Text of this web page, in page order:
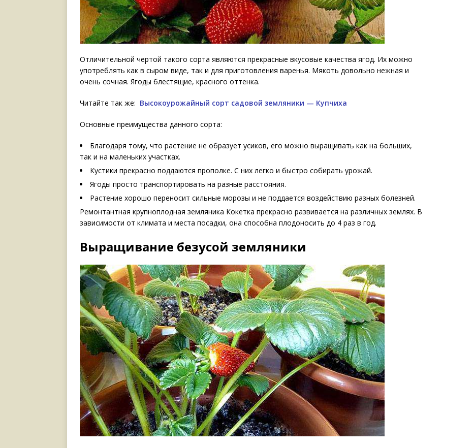
Отличительной чертой такого сорта являются прекрасные вкусовые качества ягод. Их можно
употреблять как в сыром виде, так и для приготовления варенья. Мякоть довольно нежная и
очень сочная. Ягоды блестящие, красного оттенка.
Читайте так же: Высокоурожайный сорт садовой земляники — Купчиха
Основные преимущества данного сорта:
Благодаря тому, что растение не образует усиков, его можно выращивать как на больших,
так и на маленьких участках.
Кустики прекрасно поддаются прополке. С них легко и быстро собирать урожай.
Ягоды просто транспортировать на разные расстояния.
Растение хорошо переносит сильные морозы и не поддается воздействию разных болезней.
Ремонтантная крупноплодная земляника Кокетка прекрасно развивается на различных землях. В
зависимости от климата и места посадки, она способна плодоносить до 4 раз в год.
Выращивание безусой земляники